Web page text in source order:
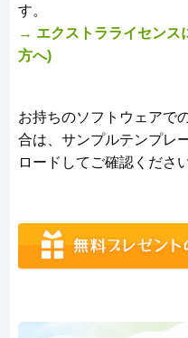
す。
→ エクストラライセンス
方へ)
お持ちのソフトウェアで
合は、サンプルテンプレ
ロードしてご確認ください